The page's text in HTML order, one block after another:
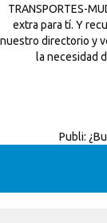
TRANSPORTES-
extra para tí. Y
nuestro directorio y
la necesidad
Publi: